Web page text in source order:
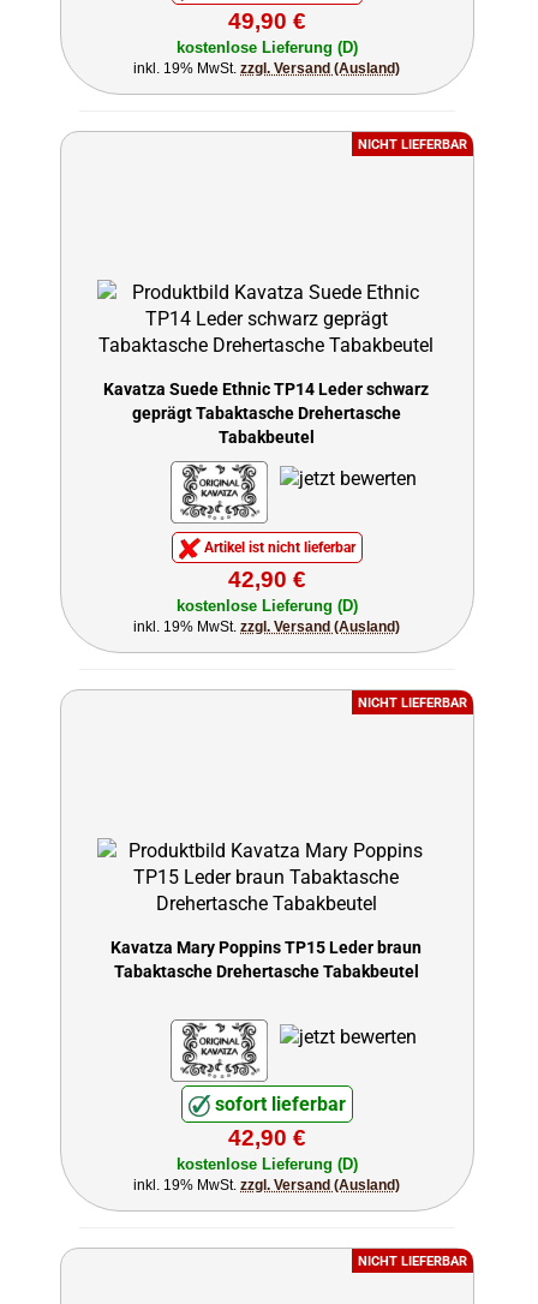
49,90 €
kostenlose Lieferung (D)
inkl. 19% MwSt.zzgl. Versand (Ausland)
NICHT LIEFERBAR
Kavatza Suede Ethnic TP14 Leder schwarz
geprägt Tabaktasche Drehertasche
Tabakbeutel
Artikel ist nicht lieferbar
42,90 €
kostenlose Lieferung (D)
inkl. 19% MwSt.zzgl. Versand (Ausland)
NICHT LIEFERBAR
Kavatza Mary Poppins TP15 Leder braun
Tabaktasche Drehertasche Tabakbeutel
sofort lieferbar
42,90 €
kostenlose Lieferung (D)
inkl. 19% MwSt.zzgl. Versand (Ausland)
NICHT LIEFERBAR